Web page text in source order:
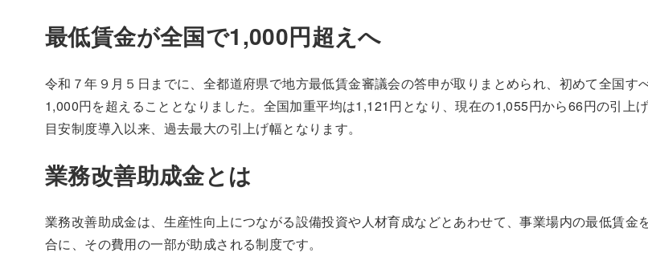
最低賃金が全国で1,000円超えへ
令和７年９月５日までに、全都道府県で地方最低賃金審議会の答申が取りまとめられ、初めて全国す
1,000円を超えることとなりました。全国加重平均は1,121円となり、現在の1,055円から66円の引上
目安制度導入以来、過去最大の引上げ幅となります。
業務改善助成金とは
業務改善助成金は、生産性向上につながる設備投資や人材育成などとあわせて、事業場内の最低賃金
合に、その費用の一部が助成される制度です。